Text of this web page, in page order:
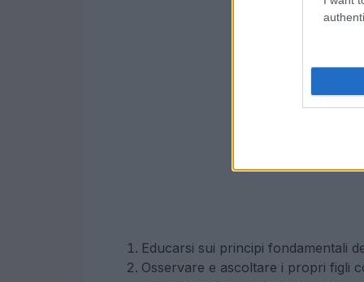
Educarsi sui principi fondamentali
Osservare e ascoltare i propri figli